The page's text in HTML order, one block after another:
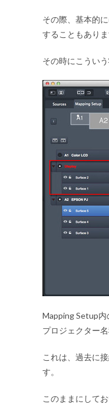
その際、基本的
することもありま
その時にこうい
Mapping Setup内
プロジェクター
これは、過去に
す。
このままにして